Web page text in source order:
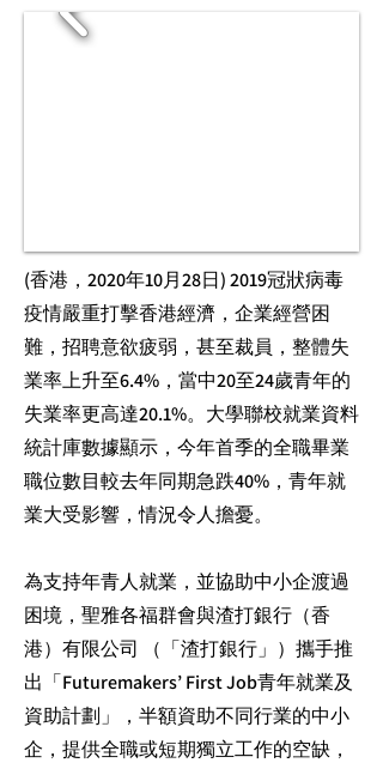
(香港，2020年10月28日) 2019冠狀病毒
疫情嚴重打擊香港經濟，企業經營困
難，招聘意欲疲弱，甚至裁員，整體失
業率上升至6.4%，當中20至24歲青年的
失業率更高達20.1%。大學聯校就業資料
統計庫數據顯示，今年首季的全職畢業
職位數目較去年同期急跌40%，青年就
業大受影響，情況令人擔憂。
為支持年青人就業，並協助中小企渡過
困境，聖雅各福群會與渣打銀行（香
港）有限公司 （「渣打銀行」）攜手推
出「Futuremakers’ First Job青年就業及
資助計劃」，半額資助不同行業的中小
企，提供全職或短期獨立工作的空缺，